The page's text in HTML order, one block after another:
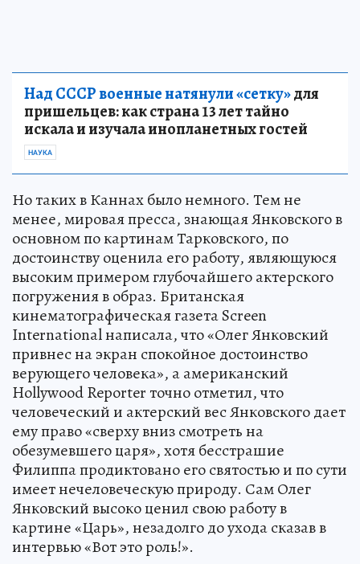
Над СССР военные натянули «сетку»для
пришельцев: как страна 13 лет тайно
искала и изучала инопланетных гостей
НАУКА
Но таких в Каннах было немного. Тем не
менее, мировая пресса, знающая Янковского в
основном по картинам Тарковского, по
достоинству оценила его работу, являющуюся
высоким примером глубочайшего актерского
погружения в образ. Британская
кинематографическая газета Screen
International написала, что «Олег Янковский
привнес на экран спокойное достоинство
верующего человека», а американский
Hollywood Reporter точно отметил, что
человеческий и актерский вес Янковского дает
ему право «сверху вниз смотреть на
обезумевшего царя», хотя бесстрашие
Филиппа продиктовано его святостью и по сути
имеет нечеловеческую природу. Сам Олег
Янковский высоко ценил свою работу в
картине «Царь», незадолго до ухода сказав в
интервью «Вот это роль!».